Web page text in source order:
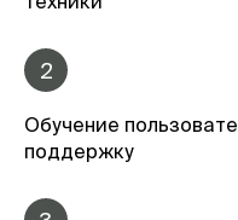
2
Обучение
поддержку